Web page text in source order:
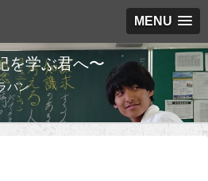
MENU
を学ぶ君へ〜
バン